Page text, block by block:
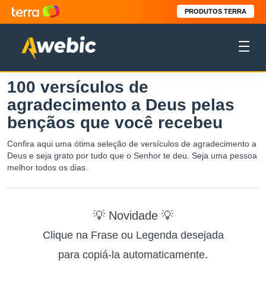
PRODUTOS TERRA
100 versículos de
agradecimento a Deus pelas
bençãos que você recebeu
Confira aqui uma ótima seleção de versículos de agradecimento a
Deus e seja grato por tudo que o Senhor te deu. Seja uma pessoa
melhor todos os dias.
💡 Novidade 💡
Clique na Frase ou Legenda desejada
para copiá-la automaticamente.